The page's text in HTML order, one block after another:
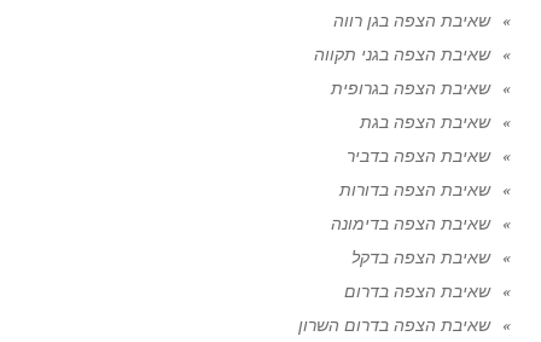
שאיבת הצפה בגן רווה
שאיבת הצפה בגני תקווה
שאיבת הצפה בגרופית
שאיבת הצפה בגת
שאיבת הצפה בדביר
שאיבת הצפה בדורות
שאיבת הצפה בדימונה
שאיבת הצפה בדקל
שאיבת הצפה בדרום
שאיבת הצפה בדרום השרון